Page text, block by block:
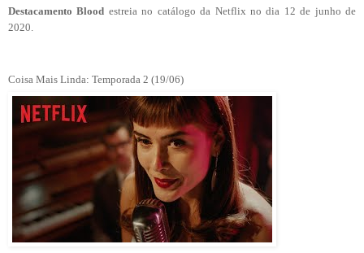
Destacamento Blood estreia no catálogo da Netflix no dia 12 de junho de
2020.
Coisa Mais Linda: Temporada 2 (19/06)